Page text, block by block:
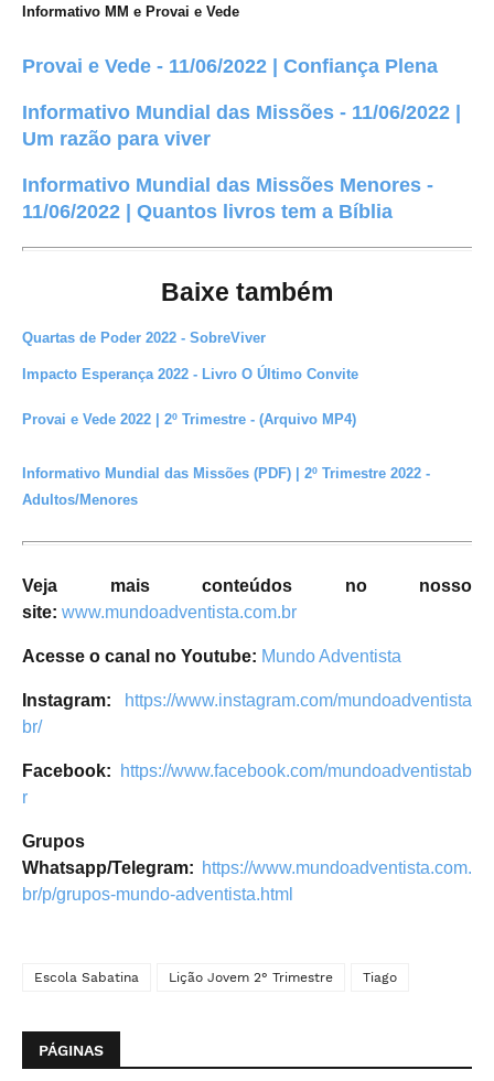
Informativo MM e Provai e Vede
Provai e Vede - 11/06/2022 | Confiança Plena
Informativo Mundial das Missões - 11/06/2022 |
Um razão para viver
Informativo Mundial das Missões Menores -
11/06/2022 | Quantos livros tem a Bíblia
Baixe também
Quartas de Poder 2022 - SobreViver
Impacto Esperança 2022 - Livro O Último Convite
Provai e Vede 2022 | 2º Trimestre - (Arquivo MP4)
Informativo Mundial das Missões (PDF) | 2º Trimestre 2022 -
Adultos/Menores
Veja mais conteúdos no nosso
site: www.mundoadventista.com.br
Acesse o canal no Youtube: Mundo Adventista
Instagram:
https://www.instagram.com/mundoadventista
br/
Facebook:
https://www.facebook.com/mundoadventistab
r
Grupos
Whatsapp/Telegram: https://www.mundoadventista.com.
br/p/grupos-mundo-adventista.html
Escola Sabatina Lição Jovem 2° Trimestre Tiago
PÁGINAS